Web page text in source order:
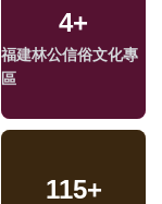
4+
福建林公信俗文化專
區
115+